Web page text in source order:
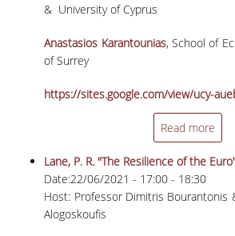
ΑΠΟΤΕΛΕΣΜΑΤΑ
ΠΡΟΠΤΥΧΙΑΚΕΣ ΣΠΟΥΔΕΣ
ΓΙΑΤΙ ΔΕΟΣ
ΟΔΗΓΟΣ ΣΠΟΥΔΩΝ
& University of Cyprus
Anastasios Karantounias, School of
of Surrey
https://sites.google.com/view/ucy-
Read more
Lane, P. R. "The Resilience of the
Date:22/06/2021 - 17:00 - 18:30
Host: Professor Dimitris Bourantonis
Alogoskoufis